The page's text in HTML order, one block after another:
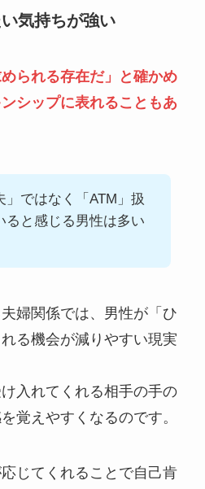
気持ちが強い
られる存在だ」と確かめ
シップに表れることもあ
」ではなく「ATM」扱
ると感じる男性は多い
婦関係では、男性が「ひ
る機会が減りやすい現実
入れてくれる相手の手の
覚えやすくなるのです。
じてくれることで自己肯